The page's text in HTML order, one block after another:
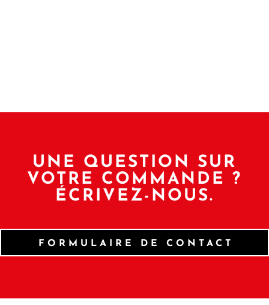
UNE QUESTION SUR
VOTRE COMMANDE ?
ÉCRIVEZ-NOUS.
FORMULAIRE DE CONTACT